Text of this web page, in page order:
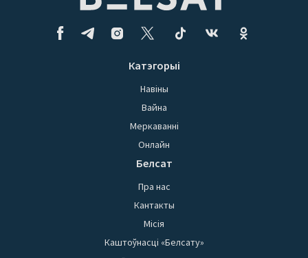
Катэгорыі
Навіны
Вайна
Меркаванні
Онлайн
Белсат
Пра нас
Кантакты
Місія
Каштоўнасці «Белсату»